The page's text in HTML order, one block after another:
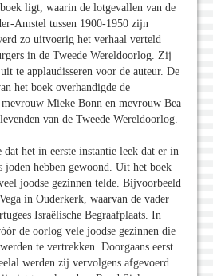
ligt, waarin de lotgevallen van de
Amstel tussen 1900-1950 zijn
zo uitvoerig het verhaal verteld
in de Tweede Wereldoorlog. Zij
te applaudisseren voor de auteur. De
het boek overhandigde de
mevrouw Mieke Bonn en mevrouw Bea
van de Tweede Wereldoorlog.
het in eerste instantie leek dat er in
hebben gewoond. Uit het boek
joodse gezinnen telde. Bijvoorbeeld
in Ouderkerk, waarvan de vader
Israëlische Begraafplaats. In
de oorlog vele joodse gezinnen die
te vertrekken. Doorgaans eerst
werden zij vervolgens afgevoerd